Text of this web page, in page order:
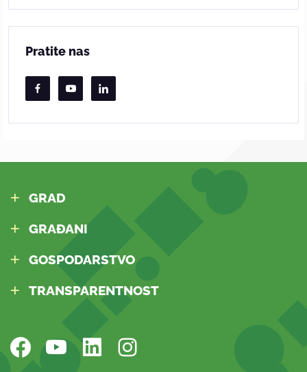
Pratite nas
GRAD
GRAĐANI
GOSPODARSTVO
TRANSPARENTNOST